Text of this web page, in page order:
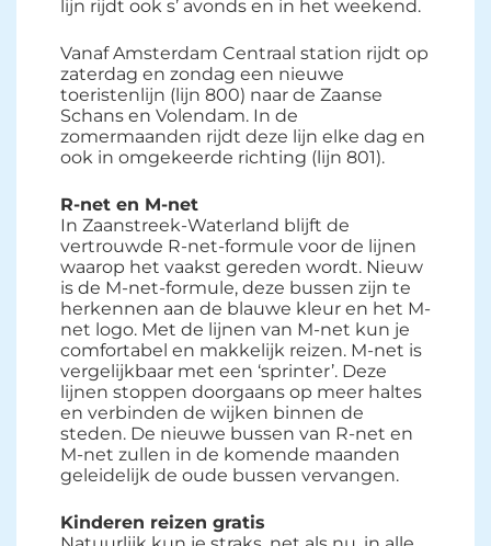
lijn rijdt ook s’ avonds en in het weekend.
Vanaf Amsterdam Centraal station rijdt op
zaterdag en zondag een nieuwe
toeristenlijn (lijn 800) naar de Zaanse
Schans en Volendam. In de
zomermaanden rijdt deze lijn elke dag en
ook in omgekeerde richting (lijn 801).
R-net en M-net
In Zaanstreek-Waterland blijft de
vertrouwde R-net-formule voor de lijnen
waarop het vaakst gereden wordt. Nieuw
is de M-net-formule, deze bussen zijn te
herkennen aan de blauwe kleur en het M-
net logo. Met de lijnen van M-net kun je
comfortabel en makkelijk reizen. M-net is
vergelijkbaar met een ‘sprinter’. Deze
lijnen stoppen doorgaans op meer haltes
en verbinden de wijken binnen de
steden. De nieuwe bussen van R-net en
M-net zullen in de komende maanden
geleidelijk de oude bussen vervangen.
Kinderen reizen gratis